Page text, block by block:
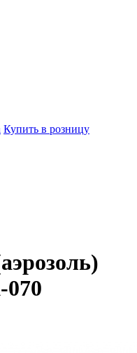
Купить в розницу
070